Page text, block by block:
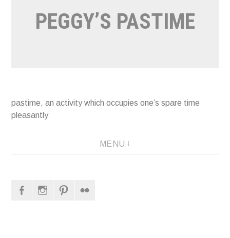
PEGGY’S PASTIME
pastime, an activity which occupies one’s spare time
pleasantly
MENU
FacebookInstagram